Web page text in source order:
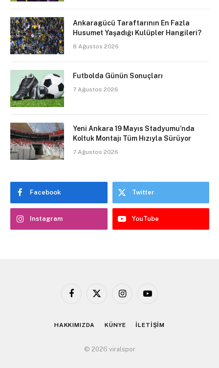
Ankaragücü Taraftarının En Fazla
Husumet Yaşadığı Kulüpler Hangileri?
8 Ağustos 2026
Futbolda Günün Sonuçları
7 Ağustos 2026
Yeni Ankara 19 Mayıs Stadyumu’nda
Koltuk Montajı Tüm Hızıyla Sürüyor
7 Ağustos 2026
Facebook Twitter
Instagram YouTube
Facebook
X
InstagramYouTube
HAKKIMIZDA KÜNYE İLETİŞİM
© 2026 viralspor